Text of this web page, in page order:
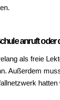
anruft
als freie
Außerdem